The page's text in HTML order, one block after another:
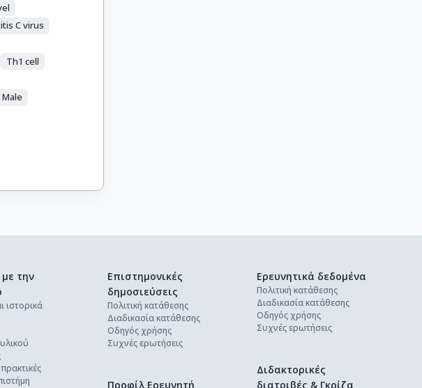
C virus
Th1 cell
Male
την
ιστορικά
Επιστημονικές
δημοσιεύσεις
Πολιτική κατάθεσης
Διαδικασία κατάθεσης
Οδηγός χρήσης
Συχνές ερωτήσεις
Ερευνητικά δεδομένα
Πολιτική κατάθεσης
Διαδικασία κατάθεσης
Οδηγός χρήσης
Συχνές ερωτήσεις
Διδακτορικές
διατριβές & Γκρίζα
Προφίλ Ερευνητή